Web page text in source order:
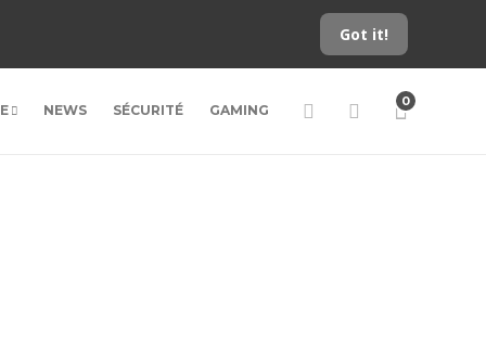
Got it!
NEWS SÉCURITÉ GAMING
0